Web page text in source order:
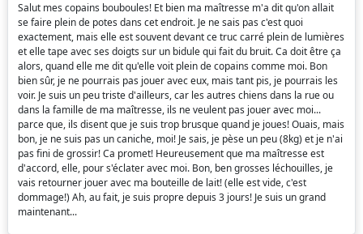
Salut mes copains bouboules! Et bien ma maîtresse m'a dit qu'on allait
se faire plein de potes dans cet endroit. Je ne sais pas c'est quoi
exactement, mais elle est souvent devant ce truc carré plein de lumières
et elle tape avec ses doigts sur un bidule qui fait du bruit. Ca doit être ça
alors, quand elle me dit qu'elle voit plein de copains comme moi. Bon
bien sûr, je ne pourrais pas jouer avec eux, mais tant pis, je pourrais les
voir. Je suis un peu triste d'ailleurs, car les autres chiens dans la rue ou
dans la famille de ma maîtresse, ils ne veulent pas jouer avec moi...
parce que, ils disent que je suis trop brusque quand je joues! Ouais, mais
bon, je ne suis pas un caniche, moi! Je sais, je pèse un peu (8kg) et je n'ai
pas fini de grossir! Ca promet! Heureusement que ma maîtresse est
d'accord, elle, pour s'éclater avec moi. Bon, ben grosses léchouilles, je
vais retourner jouer avec ma bouteille de lait! (elle est vide, c'est
dommage!) Ah, au fait, je suis propre depuis 3 jours! Je suis un grand
maintenant...